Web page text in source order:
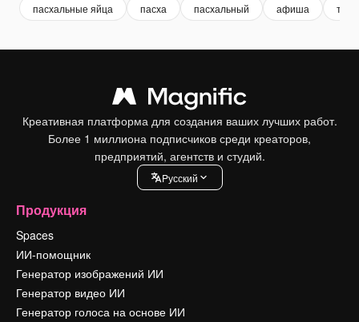
пасхальные яйца пасха пасхальный афиша
Креативная платформа для создания ваших лучших работ.
Более 1 миллиона подписчиков среди креаторов,
предприятий, агентств и студий.
Pусский
Продукция
Spaces
ИИ-помощник
Генератор изображений ИИ
Генератор видео ИИ
Генератор голоса на основе ИИ